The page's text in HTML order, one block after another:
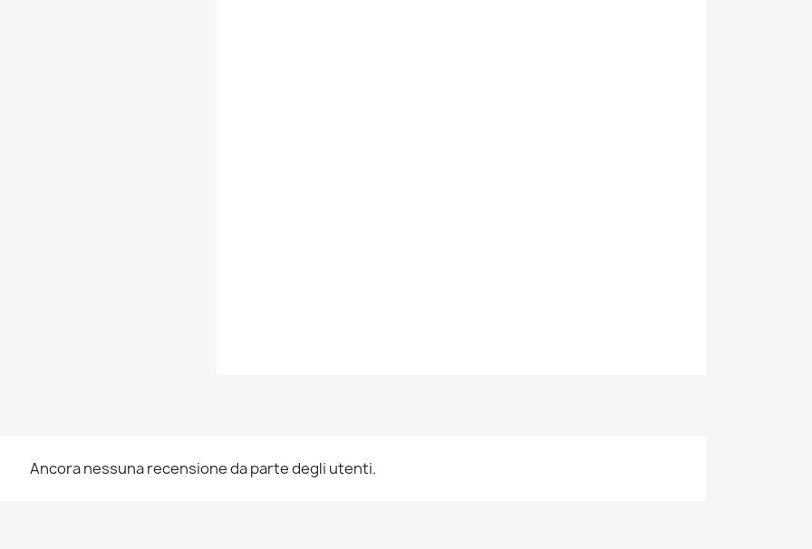
Ancora nessuna recensione da parte degli utenti.